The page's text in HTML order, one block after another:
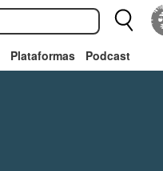
Plataformas Podcast